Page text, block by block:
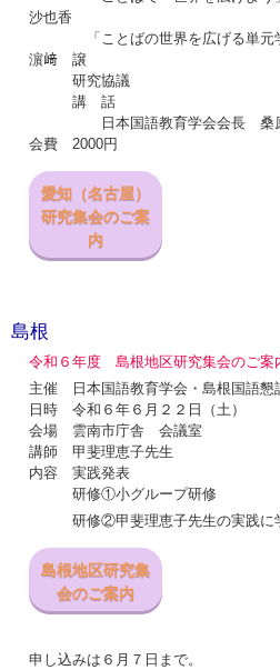
沙也香
「ことばの世界を広げる単元学
濵﨑 譲
研究協議
講 話
日本国語教育学会会長 桑
会費 2000円
愛知（名古屋）
研究集会のご案
内
島根
令和６年度 島根地区研究集会のご案
主催 日本国語教育学会・島根国語懇
日時 令和６年６月２２日（土）
会場 雲南市庁舎 会議室
講師 甲斐理恵子先生
内容 実践発表
研修①小グループ研修
研修②甲斐理恵子先生の実践に
島根地区研究集
会のご案内
申し込みは６月７日まで。